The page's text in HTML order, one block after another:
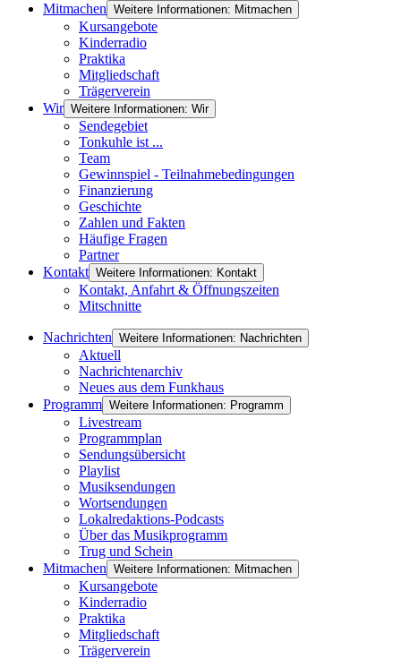
Mitmachen Weitere Informationen: Mitmachen
Kursangebote
Kinderradio
Praktika
Mitgliedschaft
Trägerverein
Wir Weitere Informationen: Wir
Sendegebiet
Tonkuhle ist ...
Team
Gewinnspiel - Teilnahmebedingungen
Finanzierung
Geschichte
Zahlen und Fakten
Häufige Fragen
Partner
Kontakt Weitere Informationen: Kontakt
Kontakt, Anfahrt & Öffnungszeiten
Mitschnitte
Nachrichten Weitere Informationen: Nachrichten
Aktuell
Nachrichtenarchiv
Neues aus dem Funkhaus
Programm Weitere Informationen: Programm
Livestream
Programmplan
Sendungsübersicht
Playlist
Musiksendungen
Wortsendungen
Lokalredaktions-Podcasts
Über das Musikprogramm
Trug und Schein
Mitmachen Weitere Informationen: Mitmachen
Kursangebote
Kinderradio
Praktika
Mitgliedschaft
Trägerverein